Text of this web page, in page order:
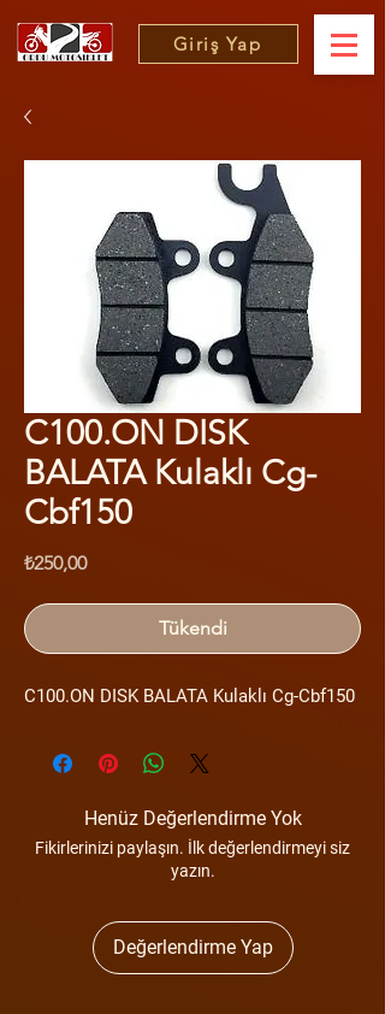
Giriş Yap
C100.ON DISK
BALATA Kulaklı Cg-
Cbf150
₺250,00Fiyat
Tükendi
C100.ON DISK BALATA Kulaklı Cg-Cbf150
Henüz Değerlendirme Yok
Fikirlerinizi paylaşın. İlk değerlendirmeyi siz
yazın.
Değerlendirme Yap